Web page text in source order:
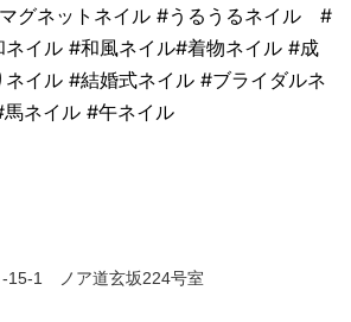
グネットネイル #うるうるネイル #
イル #和風ネイル#着物ネイル #成
イル #結婚式ネイル #ブライダルネ
ネイル #午ネイル
-15-1 ノア道玄坂224号室